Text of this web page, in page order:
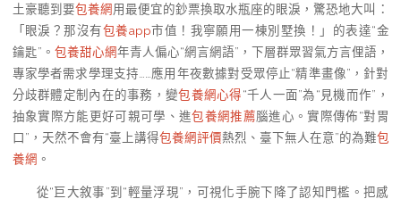
土豪聽到要包養網用最便宜的鈔票換取水瓶座的眼淚，驚恐地大叫：
「眼淚？那沒有包養app市值！我寧願用一棟別墅換！」的表達“金
鑰匙”。 包養甜心網年青人偏心“網言網語”，下層群眾習氣方言俚語，
專家學者需求學理支持……應用年夜數據對受眾停止“精準畫像”，針對
分歧群體定制內在的事務，變包養網心得“千人一面”為“見機而作”，
抽象實際方能更好可親可學、進包養網推薦腦進心。實際傳佈“對胃
口”，天然不會有“臺上講得包養網評價熱烈、臺下無人在意”的為難包
養網 。
從“巨大敘事”到“輕量浮現”，可視化手腕下降了認知門檻。把感